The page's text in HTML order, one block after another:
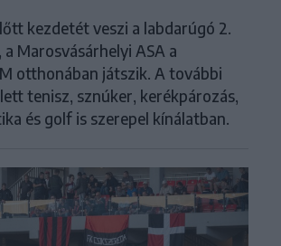
kezdetét veszi a labdarúgó 2.
Marosvásárhelyi ASA a
otthonában játszik. A további
tenisz, sznúker, kerékpározás,
és golf is szerepel kínálatban.